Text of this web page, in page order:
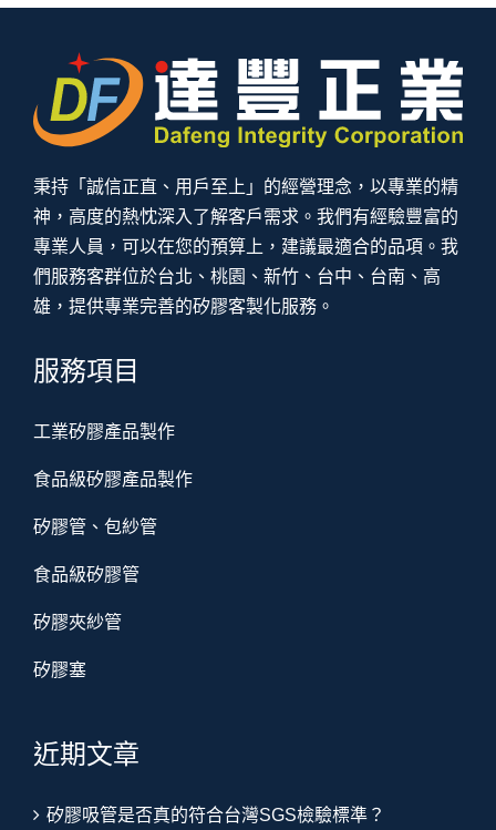
秉持「誠信正直、用戶至上」的經營理念，以專業的精
神，高度的熱忱深入了解客戶需求。我們有經驗豐富的
專業人員，可以在您的預算上，建議最適合的品項。我
們服務客群位於台北、桃園、新竹、台中、台南、高
雄，提供專業完善的矽膠客製化服務。
服務項目
工業矽膠產品製作
食品級矽膠產品製作
矽膠管、包紗管
食品級矽膠管
矽膠夾紗管
矽膠塞
近期文章
矽膠吸管是否真的符合台灣SGS檢驗標準？